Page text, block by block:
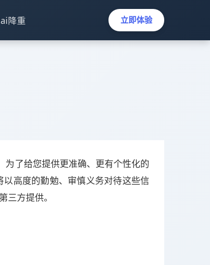
降重 立即体验
了给您提供更准确、更有个性化的
高度的勤勉、审慎义务对待这些信
方提供。